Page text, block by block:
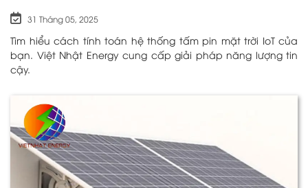
31 Tháng 05, 2025
Tìm hiểu cách tính toán hệ thống tấm pin mặt trời IoT của
bạn. Việt Nhật Energy cung cấp giải pháp năng lượng tin
cậy.